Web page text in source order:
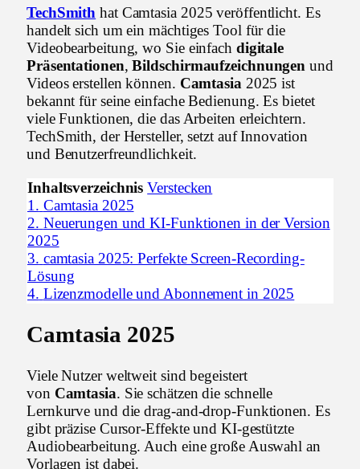
TechSmith hat Camtasia 2025 veröffentlicht. Es
handelt sich um ein mächtiges Tool für die
Videobearbeitung, wo Sie einfach digitale
Präsentationen,Bildschirmaufzeichnungen und
Videos erstellen können. Camtasia 2025 ist
bekannt für seine einfache Bedienung. Es bietet
viele Funktionen, die das Arbeiten erleichtern.
TechSmith, der Hersteller, setzt auf Innovation
und Benutzerfreundlichkeit.
Inhaltsverzeichnis Verstecken
1. Camtasia 2025
2. Neuerungen und KI-Funktionen in der Version
2025
3. camtasia 2025: Perfekte Screen-Recording-
Lösung
4. Lizenzmodelle und Abonnement in 2025
Camtasia 2025
Viele Nutzer weltweit sind begeistert
von Camtasia. Sie schätzen die schnelle
Lernkurve und die drag-and-drop-Funktionen. Es
gibt präzise Cursor-Effekte und KI-gestützte
Audiobearbeitung. Auch eine große Auswahl an
Vorlagen ist dabei.